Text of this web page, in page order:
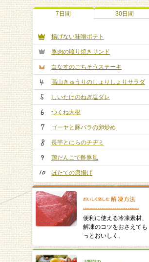
7日間 30日間
揚げない味噌ポテト
豚肉の照り焼きサンド
白なすのごちそうステーキ
高山きゅうりのしょりしょりサラダ
しいたけのねぎ塩ダレ
つくね大根
ゴーヤと豚バラの卵炒め
長芋とにらのチヂミ
鶏だんごで酢豚風
ほたての唐揚げ
便利に使える冷凍素材、
解凍のコツをおさえても
っとおいしく。